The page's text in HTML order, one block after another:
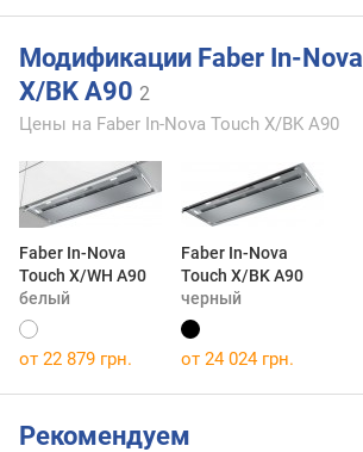
Модификации Faber In-
X/BK A90 2
Цены на Faber In-Nova Touch X/BK A90
Faber In-Nova
Touch X/WH A90
белый
Faber In-Nova
Touch X/BK A90
черный
от 22 879 грн. от 24 024 грн.
Рекомендуем